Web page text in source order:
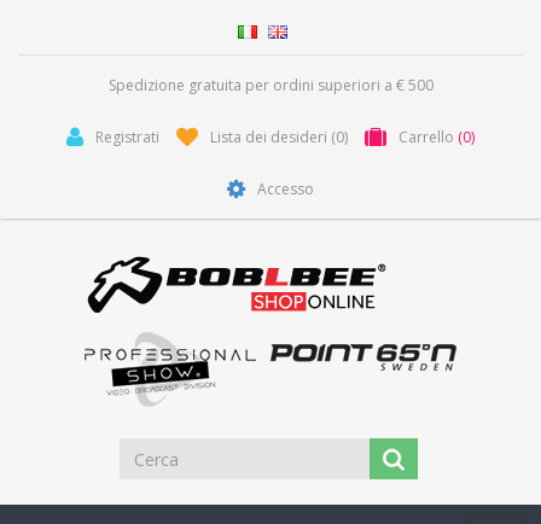
Spedizione gratuita per ordini superiori a € 500
Registrati Lista dei desideri (0) Carrello (0)
Accesso